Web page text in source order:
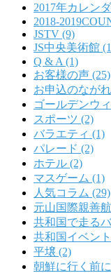
2017年カレン
2018-
JSTV (9)
JS中央美術館
Q & A (1)
お客様の声 (25)
お申込のなが
ゴールデンウ
スポーツ (2)
バラエティ (1)
パレード (2)
ホテル (2)
マスゲーム (1)
人気コラム (29)
元山国際親善
共和国で走る
共和国イベン
平壌 (2)
朝鮮に行く前